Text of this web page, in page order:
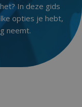
In deze gids
opties je hebt,
neemt.